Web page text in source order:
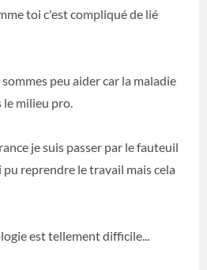
toi c'est compliqué de lié
peu aider car la maladie
milieu pro.
je suis passer par le fauteuil
reprendre le travail mais cela
est tellement difficile...